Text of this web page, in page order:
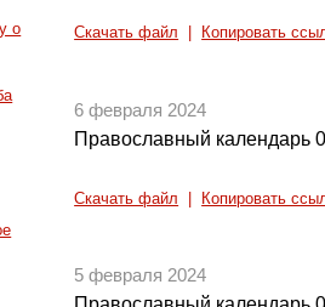
о
Скачать файл Копировать
6 февраля 2024
Православный календарь
Скачать файл Копировать
5 февраля 2024